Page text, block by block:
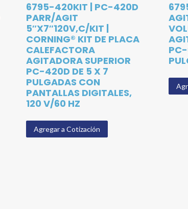
6795-420KIT | PC-420D
PARR/AGIT
5″X7″120V,C/KIT |
CORNING® KIT DE PLACA
CALEFACTORA
AGITADORA SUPERIOR
PC-420D DE 5 X 7
PULGADAS CON
PANTALLAS DIGITALES,
120 V/60 HZ
Agregar a Cotización
PC-